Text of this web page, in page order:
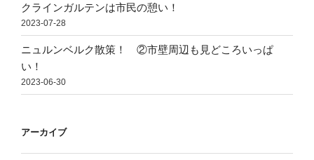
クラインガルテンは市民の憩い！
2023-07-28
ニュルンベルク散策！ ②市壁周辺も見どころいっぱ
い！
2023-06-30
アーカイブ